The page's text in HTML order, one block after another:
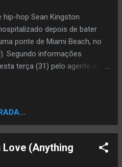
hip-hop Sean Kingston
depois de bater
ponte de Miami Beach, no
Segundo informações
terça (31) pelo agente do
tem 21 anos, continua na
intensiva de um hospital
estado americano da Flórida.
O maior hit é "Beautiful
(Anything